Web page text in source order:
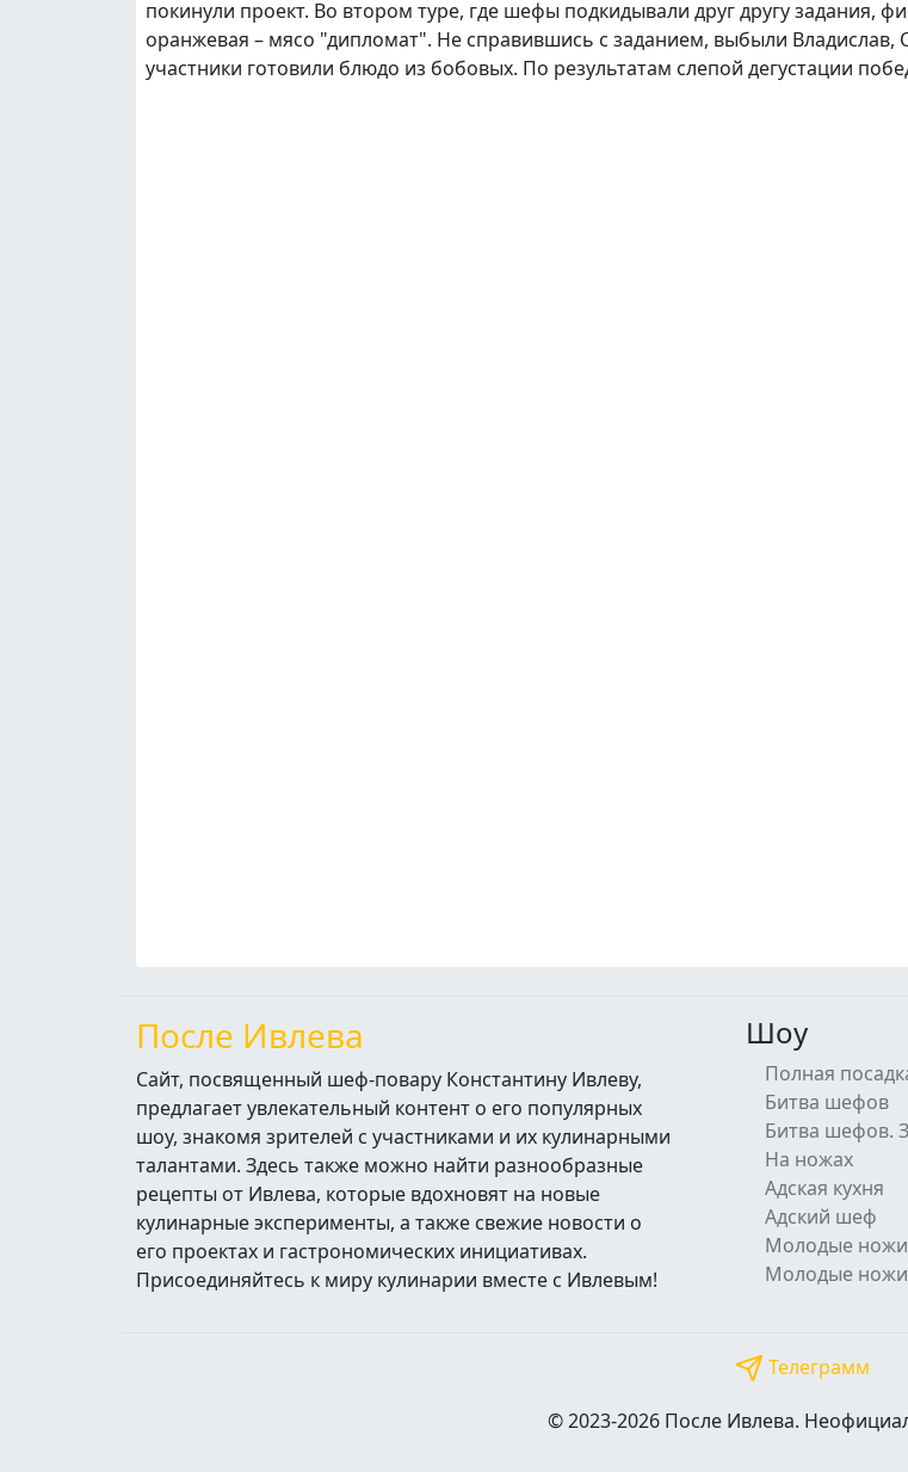
покинули проект. Во втором туре, где шефы подкидывали друг другу задания,
оранжевая – мясо "дипломат". Не справившись с заданием, выбыли
участники готовили блюдо из бобовых. По результатам слепой дегустации
После Ивлева
Сайт, посвященный шеф-повару Константину Ивлеву,
предлагает увлекательный контент о его популярных
шоу, знакомя зрителей с участниками и их кулинарными
талантами. Здесь также можно найти разнообразные
рецепты от Ивлева, которые вдохновят на новые
кулинарные эксперименты, а также свежие новости о
его проектах и гастрономических инициативах.
Присоединяйтесь к миру кулинарии вместе с Ивлевым!
Шоу
Полная
Битва шефов
Битва шефов.
На ножах
Адская кухня
Адский шеф
Молодые ножи
Молодые
Телеграмм
© 2023-2026 После Ивлева.